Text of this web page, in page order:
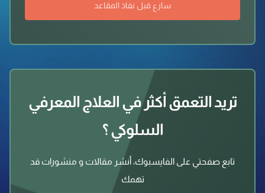
سارع قبل نفاذ المقاعد
تريد التعمق أكثر في العلاج المعرفي
السلوكي ؟
تابع صفحتي على الفايسبوك، أنشر مقالات و منشورات قد
تهمك